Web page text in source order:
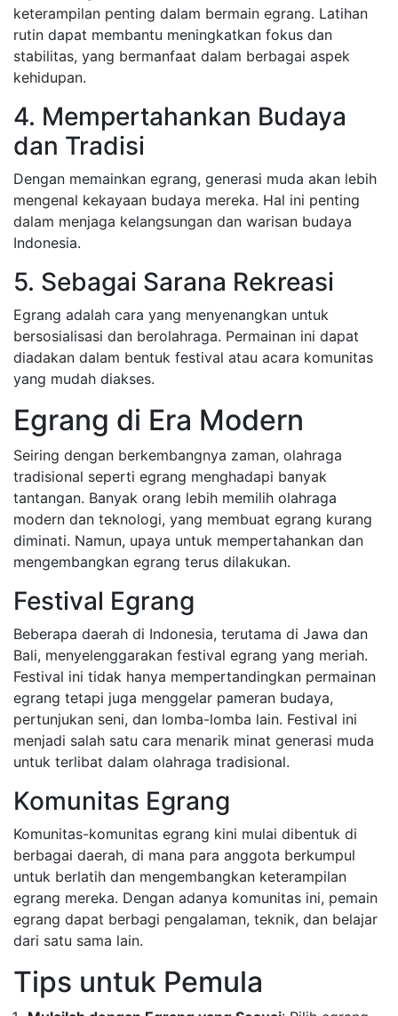
keterampilan penting dalam bermain egrang. Latihan
rutin dapat membantu meningkatkan fokus dan
stabilitas, yang bermanfaat dalam berbagai aspek
kehidupan.
4. Mempertahankan Budaya
dan Tradisi
Dengan memainkan egrang, generasi muda akan lebih
mengenal kekayaan budaya mereka. Hal ini penting
dalam menjaga kelangsungan dan warisan budaya
Indonesia.
5. Sebagai Sarana Rekreasi
Egrang adalah cara yang menyenangkan untuk
bersosialisasi dan berolahraga. Permainan ini dapat
diadakan dalam bentuk festival atau acara komunitas
yang mudah diakses.
Egrang di Era Modern
Seiring dengan berkembangnya zaman, olahraga
tradisional seperti egrang menghadapi banyak
tantangan. Banyak orang lebih memilih olahraga
modern dan teknologi, yang membuat egrang kurang
diminati. Namun, upaya untuk mempertahankan dan
mengembangkan egrang terus dilakukan.
Festival Egrang
Beberapa daerah di Indonesia, terutama di Jawa dan
Bali, menyelenggarakan festival egrang yang meriah.
Festival ini tidak hanya mempertandingkan permainan
egrang tetapi juga menggelar pameran budaya,
pertunjukan seni, dan lomba-lomba lain. Festival ini
menjadi salah satu cara menarik minat generasi muda
untuk terlibat dalam olahraga tradisional.
Komunitas Egrang
Komunitas-komunitas egrang kini mulai dibentuk di
berbagai daerah, di mana para anggota berkumpul
untuk berlatih dan mengembangkan keterampilan
egrang mereka. Dengan adanya komunitas ini, pemain
egrang dapat berbagi pengalaman, teknik, dan belajar
dari satu sama lain.
Tips untuk Pemula